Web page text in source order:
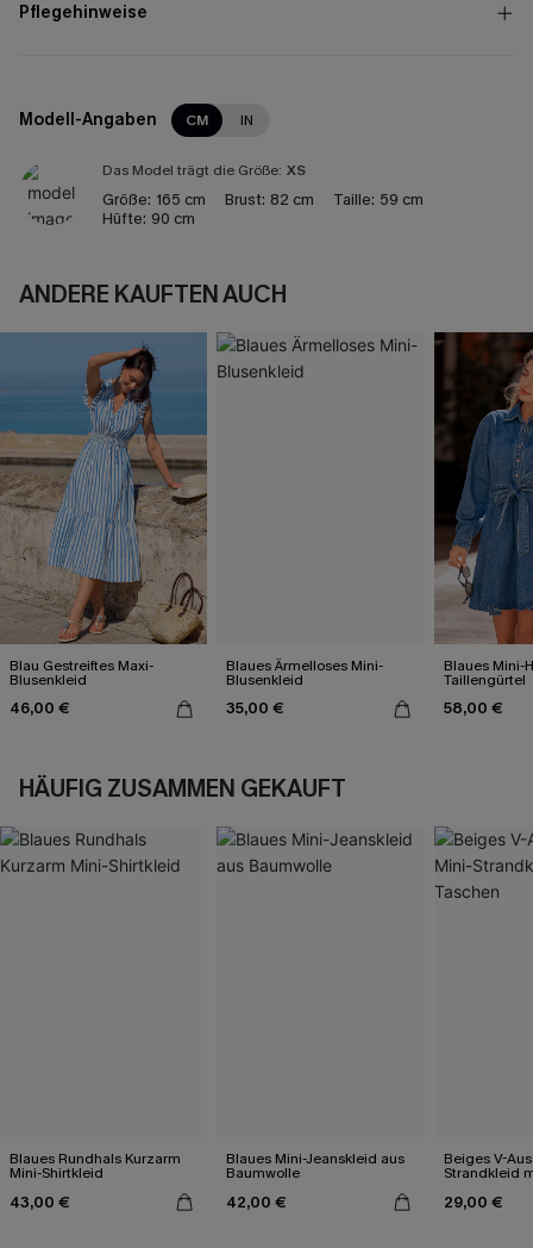
Pflegehinweise
Modell-Angaben CM IN
Das Model trägt die Größe: XS
Größe: 165 cm Brust: 82 cm Taille: 59 cm
Hüfte: 90 cm
ANDERE KAUFTEN AUCH
Blau Gestreiftes Maxi-
Blusenkleid
46,00 €
Blaues Ärmelloses Mini-
Blusenkleid
35,00 €
Blaues Mini-
Taillengürtel
58,00 €
HÄUFIG ZUSAMMEN GEKAUFT
Blaues Rundhals Kurzarm
Mini-Shirtkleid
43,00 €
Blaues Mini-Jeanskleid aus
Baumwolle
42,00 €
Beiges V-
Strandkleid
29,00 €